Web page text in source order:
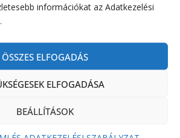
információkat az Adatkezelési
ÖSSZES ELFOGADÁS
ELFOGADÁSA
BEÁLLÍTÁSOK